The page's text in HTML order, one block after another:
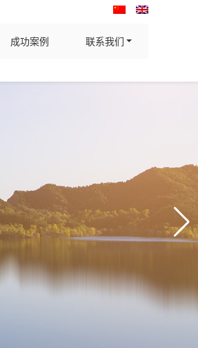
成功案例 联系我们